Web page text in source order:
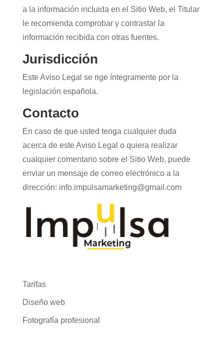
a la información incluida en el Sitio Web, el Titular
le recomienda comprobar y contrastar la
información recibida con otras fuentes.
Jurisdicción
Este Aviso Legal se rige íntegramente por la
legislación española.
Contacto
En caso de que usted tenga cualquier duda
acerca de este Aviso Legal o quiera realizar
cualquier comentario sobre el Sitio Web, puede
enviar un mensaje de correo electrónico a la
dirección: info.impulsamarketing@gmail.com
Tarifas
Diseño web
Fotografía profesional